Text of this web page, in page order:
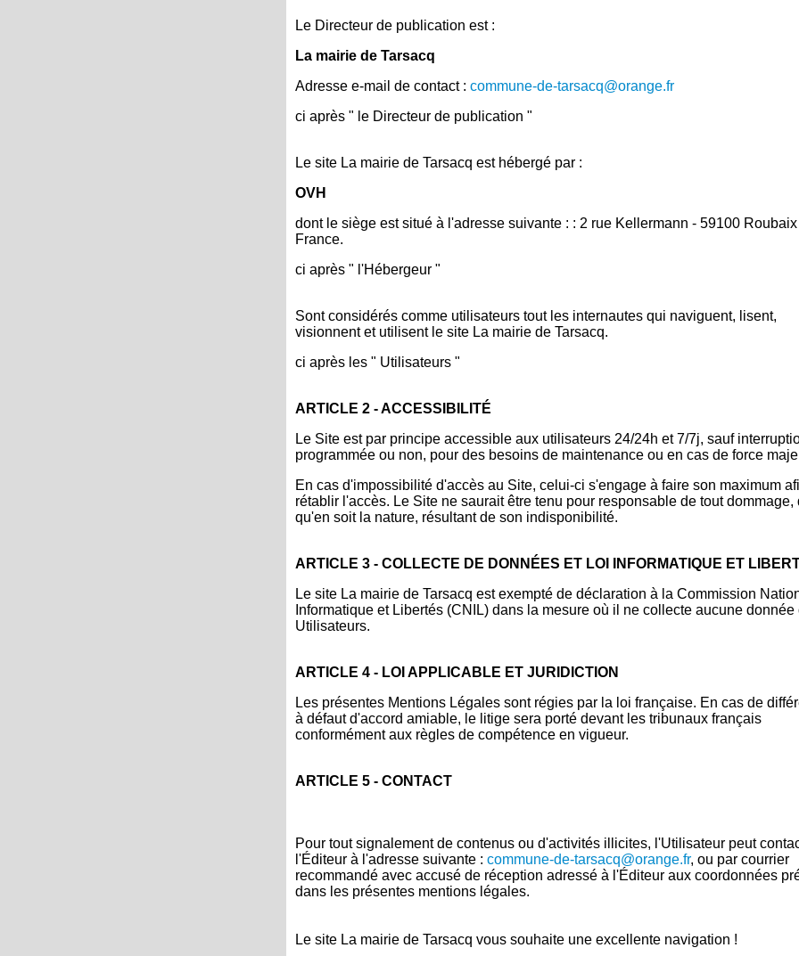
Le Directeur de publication est :
La mairie de Tarsacq
Adresse e-mail de contact : commune-de-tarsacq@orange.fr
ci après " le Directeur de publication "
Le site La mairie de Tarsacq est hébergé par :
OVH
dont le siège est situé à l'adresse suivante : : 2 rue Kellermann - 59100 Roubaix
France.
ci après " l'Hébergeur "
Sont considérés comme utilisateurs tout les internautes qui naviguent, lisent,
visionnent et utilisent le site La mairie de Tarsacq.
ci après les " Utilisateurs "
ARTICLE 2 - ACCESSIBILITÉ
Le Site est par principe accessible aux utilisateurs 24/24h et 7/7j, sauf
programmée ou non, pour des besoins de maintenance ou en cas de force
En cas d'impossibilité d'accès au Site, celui-ci s'engage à faire son maximum
rétablir l'accès. Le Site ne saurait être tenu pour responsable de tout dommage,
qu'en soit la nature, résultant de son indisponibilité.
ARTICLE 3 - COLLECTE DE DONNÉES ET LOI INFORMATIQUE ET
Le site La mairie de Tarsacq est exempté de déclaration à la Commission
Informatique et Libertés (CNIL) dans la mesure où il ne collecte aucune donnée
Utilisateurs.
ARTICLE 4 - LOI APPLICABLE ET JURIDICTION
Les présentes Mentions Légales sont régies par la loi française. En cas de
à défaut d'accord amiable, le litige sera porté devant les tribunaux français
conformément aux règles de compétence en vigueur.
ARTICLE 5 - CONTACT
Pour tout signalement de contenus ou d'activités illicites, l'Utilisateur peut
l'Éditeur à l'adresse suivante : commune-de-tarsacq@orange.fr, ou par courrier
recommandé avec accusé de réception adressé à l'Éditeur aux coordonnées
dans les présentes mentions légales.
Le site La mairie de Tarsacq vous souhaite une excellente navigation !